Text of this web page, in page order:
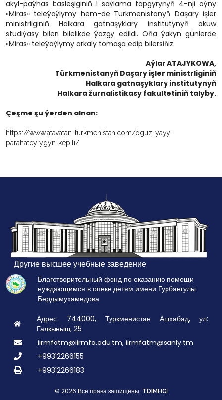
akyl-paýhas bäsleşiginiň I saýlama tapgyrynyň 4-nji oýny
«Miras» teleýaýlymy hem-de Türkmenistanyň Daşary işler
ministrliginiň Halkara gatnaşyklary institutynyň okuw
studiýasy bilen bilelikde ýazgy edildi. Oňa ýakyn günlerde
«Miras» teleýaýlymy arkaly tomaşa edip bilersiňiz.
Aýlar ATAJYKOWA,
Türkmenistanyň Daşary işler ministrliginiň
Halkara gatnaşyklary institutynyň
Halkara žurnalistikasy fakultetiniň talyby.
Çeşme şu ýerden alnan:
https://www.atavatan-turkmenistan.com/oguz-yayy-
parahatcylygyn-kepili/
Другие высшее учебные заведение
Благотворительный фонд по оказанию помощи
нуждающимся в опеке детям имени Гурбангулы
Бердымухамедова
Адрес: 744000, Туркменистан Ашхабад, ул:
Галкыныш, 25
iirmfatm@iirmfa.edu.tm, iirmfatm@sanly.tm
+99312266155
+99312266183
© 2026 Все права зашищены: TDIMHGI